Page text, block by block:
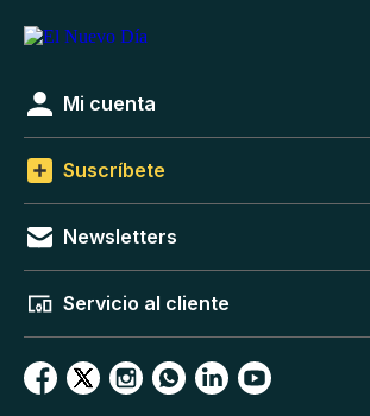
Mi cuenta
Suscríbete
Newsletters
Servicio al cliente